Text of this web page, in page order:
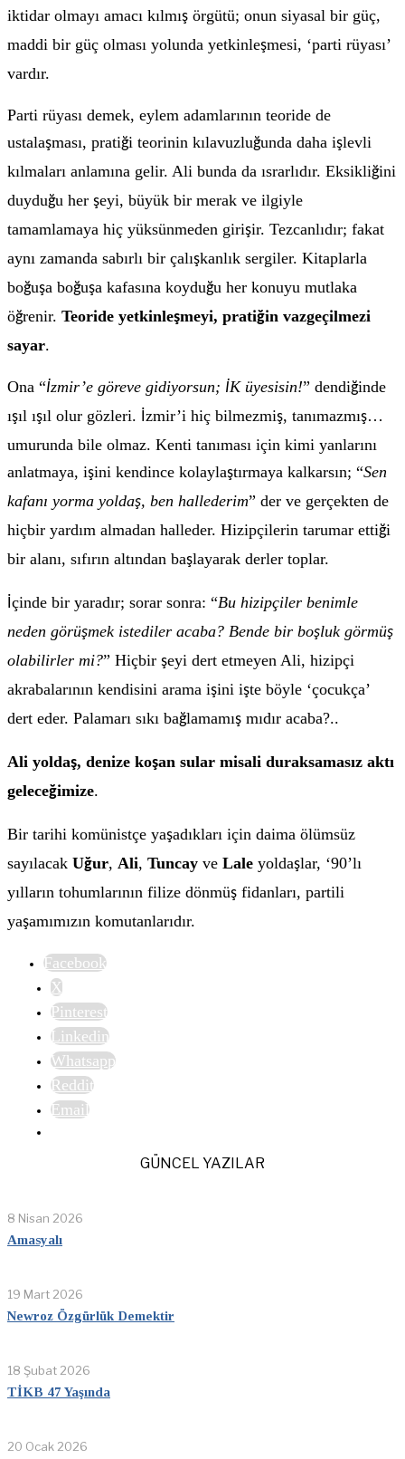
iktidar olmayı amacı kılmış örgütü; onun siyasal bir güç,
maddi bir güç olması yolunda yetkinleşmesi, ‘parti rüyası’
vardır.
Parti rüyası demek, eylem adamlarının teoride de
ustalaşması, pratiği teorinin kılavuzluğunda daha işlevli
kılmaları anlamına gelir. Ali bunda da ısrarlıdır. Eksikliğini
duyduğu her şeyi, büyük bir merak ve ilgiyle
tamamlamaya hiç yüksünmeden girişir. Tezcanlıdır; fakat
aynı zamanda sabırlı bir çalışkanlık sergiler. Kitaplarla
boğuşa boğuşa kafasına koyduğu her konuyu mutlaka
öğrenir. Teoride yetkinleşmeyi, pratiğin vazgeçilmezi
sayar.
Ona “İzmir’e göreve gidiyorsun; İK üyesisin!” dendiğinde
ışıl ışıl olur gözleri. İzmir’i hiç bilmezmiş, tanımazmış…
umurunda bile olmaz. Kenti tanıması için kimi yanlarını
anlatmaya, işini kendince kolaylaştırmaya kalkarsın; “Sen
kafanı yorma yoldaş, ben hallederim” der ve gerçekten de
hiçbir yardım almadan halleder. Hizipçilerin tarumar ettiği
bir alanı, sıfırın altından başlayarak derler toplar.
İçinde bir yaradır; sorar sonra: “Bu hizipçiler benimle
neden görüşmek istediler acaba? Bende bir boşluk görmüş
olabilirler mi?” Hiçbir şeyi dert etmeyen Ali, hizipçi
akrabalarının kendisini arama işini işte böyle ‘çocukça’
dert eder. Palamarı sıkı bağlamamış mıdır acaba?..
Ali yoldaş, denize koşan sular misali duraksamasız aktı
geleceğimize.
Bir tarihi komünistçe yaşadıkları için daima ölümsüz
sayılacak Uğur, Ali, Tuncay ve Lale yoldaşlar, ‘90’lı
yılların tohumlarının filize dönmüş fidanları, partili
yaşamımızın komutanlarıdır.
Facebook
X
Pinterest
Linkedin
Whatsapp
Reddit
Email
GÜNCEL YAZILAR
8 Nisan 2026
Amasyalı
19 Mart 2026
Newroz Özgürlük Demektir
18 Şubat 2026
TİKB 47 Yaşında
20 Ocak 2026